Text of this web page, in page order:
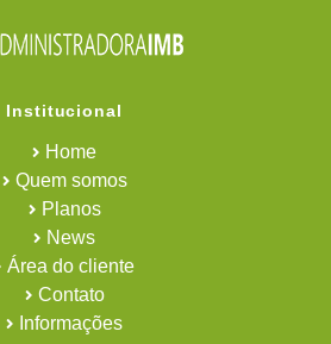
Institucional
Home
Quem somos
Planos
News
Área do cliente
Contato
Informações